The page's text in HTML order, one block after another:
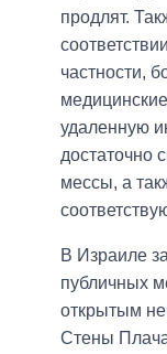
продлят.
частности,
удаленную
достаточно
мессы, а
В Израиле
публичных
открытым
Стены